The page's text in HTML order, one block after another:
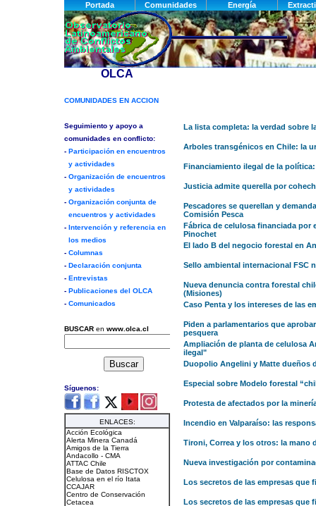
La lista completa: la verdad sobre
Arboles transgénicos en Chile: la
Financiamiento ilegal de la
Justicia admite querella por
Pescadores se querellan y
Comisión Pesca
Fábrica de celulosa financiada por
Pinochet
El lado B del negocio forestal en
Sello ambiental internacional FSC
Nueva denuncia contra forestal
(Misiones)
Caso Penta y los intereses de las
Piden a parlamentarios que
pesquera
Ampliación de planta de celulosa
ilegal"
Duopolio Angelini y Matte dueños
Especial sobre Modelo forestal
Protesta de afectados por la
Incendio en Valparaíso: las
Tironi, Correa y los otros: la mano
Nueva investigación por
Los secretos de las empresas que
Los secretos de las empresas que